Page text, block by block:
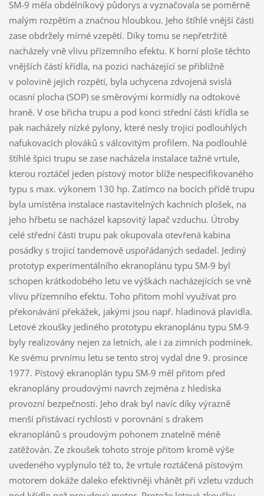
SM-9 měla obdélníkový půdorys a vyznačovala se poměrně
malým rozpětím a značnou hloubkou. Jeho štíhlé vnější části
zase obdržely mírné vzepětí. Díky tomu se nepřetržitě
nacházely vně vlivu přízemního efektu. K horní ploše těchto
vnějších částí křídla, na pozici nacházející se přibližně
v polovině jejich rozpětí, byla uchycena zdvojená svislá
ocasní plocha (SOP) se směrovými kormidly na odtokové
hraně. V ose břicha trupu a pod konci střední části křídla se
pak nacházely nízké pylony, které nesly trojici podlouhlých
nafukovacích plováků s válcovitým profilem. Na podlouhlé
štíhlé špici trupu se zase nacházela instalace tažné vrtule,
kterou roztáčel jeden pístový motor blíže nespecifikovaného
typu s max. výkonem 130 hp. Zatímco na bocích přídě trupu
byla umístěna instalace nastavitelných kachních plošek, na
jeho hřbetu se nacházel kapsovitý lapač vzduchu. Útroby
celé střední části trupu pak okupovala otevřená kabina
posádky s trojicí tandemově uspořádaných sedadel. Jediný
prototyp experimentálního ekranoplánu typu SM-9 byl
schopen krátkodobého letu ve výškách nacházejících se vně
vlivu přízemního efektu. Toho přitom mohl využívat pro
překonávání překážek, jakými jsou např. hladinová plavidla.
Letové zkoušky jediného prototypu ekranoplánu typu SM-9
byly realizovány nejen za letních, ale i za zimních podmínek.
Ke svému prvnímu letu se tento stroj vydal dne 9. prosince
1977. Pístový ekranoplán typu SM-9 měl přitom před
ekranoplány proudovými navrch zejména z hlediska
provozní bezpečnosti. Jeho drak byl navíc díky výrazně
menší přistávací rychlosti v porovnání s drakem
ekranoplánů s proudovým pohonem znatelně méně
zatěžován. Ze zkoušek tohoto stroje přitom kromě výše
uvedeného vyplynulo též to, že vrtule roztáčená pístovým
motorem dokáže daleko efektivněji vhánět při vzletu vzduch